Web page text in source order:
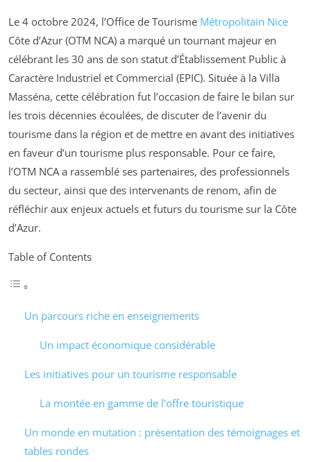
Le 4 octobre 2024, l’Office de Tourisme Métropolitain Nice
Côte d’Azur (OTM NCA) a marqué un tournant majeur en
célébrant les 30 ans de son statut d’Établissement Public à
Caractère Industriel et Commercial (EPIC). Située à la Villa
Masséna, cette célébration fut l’occasion de faire le bilan sur
les trois décennies écoulées, de discuter de l’avenir du
tourisme dans la région et de mettre en avant des initiatives
en faveur d’un tourisme plus responsable. Pour ce faire,
l’OTM NCA a rassemblé ses partenaires, des professionnels
du secteur, ainsi que des intervenants de renom, afin de
réfléchir aux enjeux actuels et futurs du tourisme sur la Côte
d’Azur.
Table of Contents
Un parcours riche en enseignements
Un impact économique considérable
Les initiatives pour un tourisme responsable
La montée en gamme de l’offre touristique
Un monde en mutation : présentation des témoignages et
tables rondes